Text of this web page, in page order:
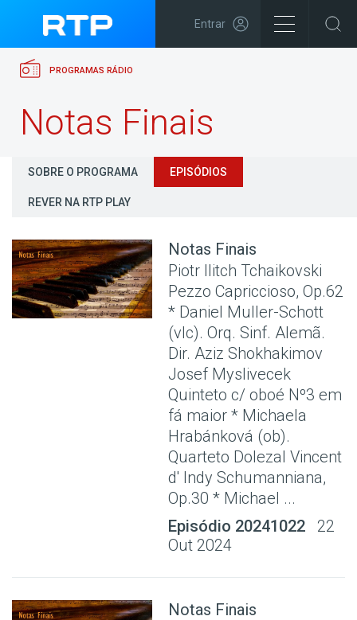
Entrar
PROGRAMAS RÁDIO
Notas Finais
SOBRE O PROGRAMA EPISÓDIOS
REVER NA RTP PLAY
Notas Finais
Piotr Ilitch Tchaikovski
Pezzo Capriccioso, Op.62
* Daniel Muller-Schott
(vlc). Orq. Sinf. Alemã.
Dir. Aziz Shokhakimov
Josef Myslivecek
Quinteto c/ oboé Nº3 em
fá maior * Michaela
Hrabánková (ob).
Quarteto Dolezal Vincent
d' Indy Schumanniana,
Op.30 * Michael ...
Episódio 20241022
22
Out 2024
Notas Finais